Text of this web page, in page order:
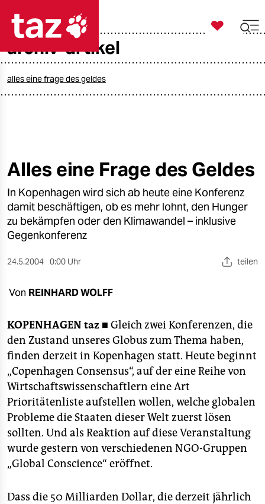
taz zahl ich
öko
gesellschaft
kultur
sport
berlin
nord
wahrheit
verlag
verlag
veranstaltungen
shop
fragen & hilfe
unterstützen

taz zahl ich
archiv-artikel
alles eine frage des geldes
Alles eine Frage des Geldes
In Kopenhagen wird sich ab heute eine Konferenz
damit beschäftigen, ob es mehr lohnt, den Hunger
zu bekämpfen oder den Klimawandel – inklusive
Gegenkonferenz
24.5.2004 0:00 Uhr teilen
Von REINHARD WOLFF
KOPENHAGEN taz ■ Gleich zwei Konferenzen, die
den Zustand unseres Globus zum Thema haben,
finden derzeit in Kopenhagen statt. Heute beginnt
„Copenhagen Consensus“, auf der eine Reihe von
Wirtschaftswissenschaftlern eine Art
Prioritätenliste aufstellen wollen, welche globalen
Probleme die Staaten dieser Welt zuerst lösen
sollten. Und als Reaktion auf diese Veranstaltung
wurde gestern von verschiedenen NGO-Gruppen
„Global Conscience“ eröffnet.
Dass die 50 Milliarden Dollar, die derzeit jährlich